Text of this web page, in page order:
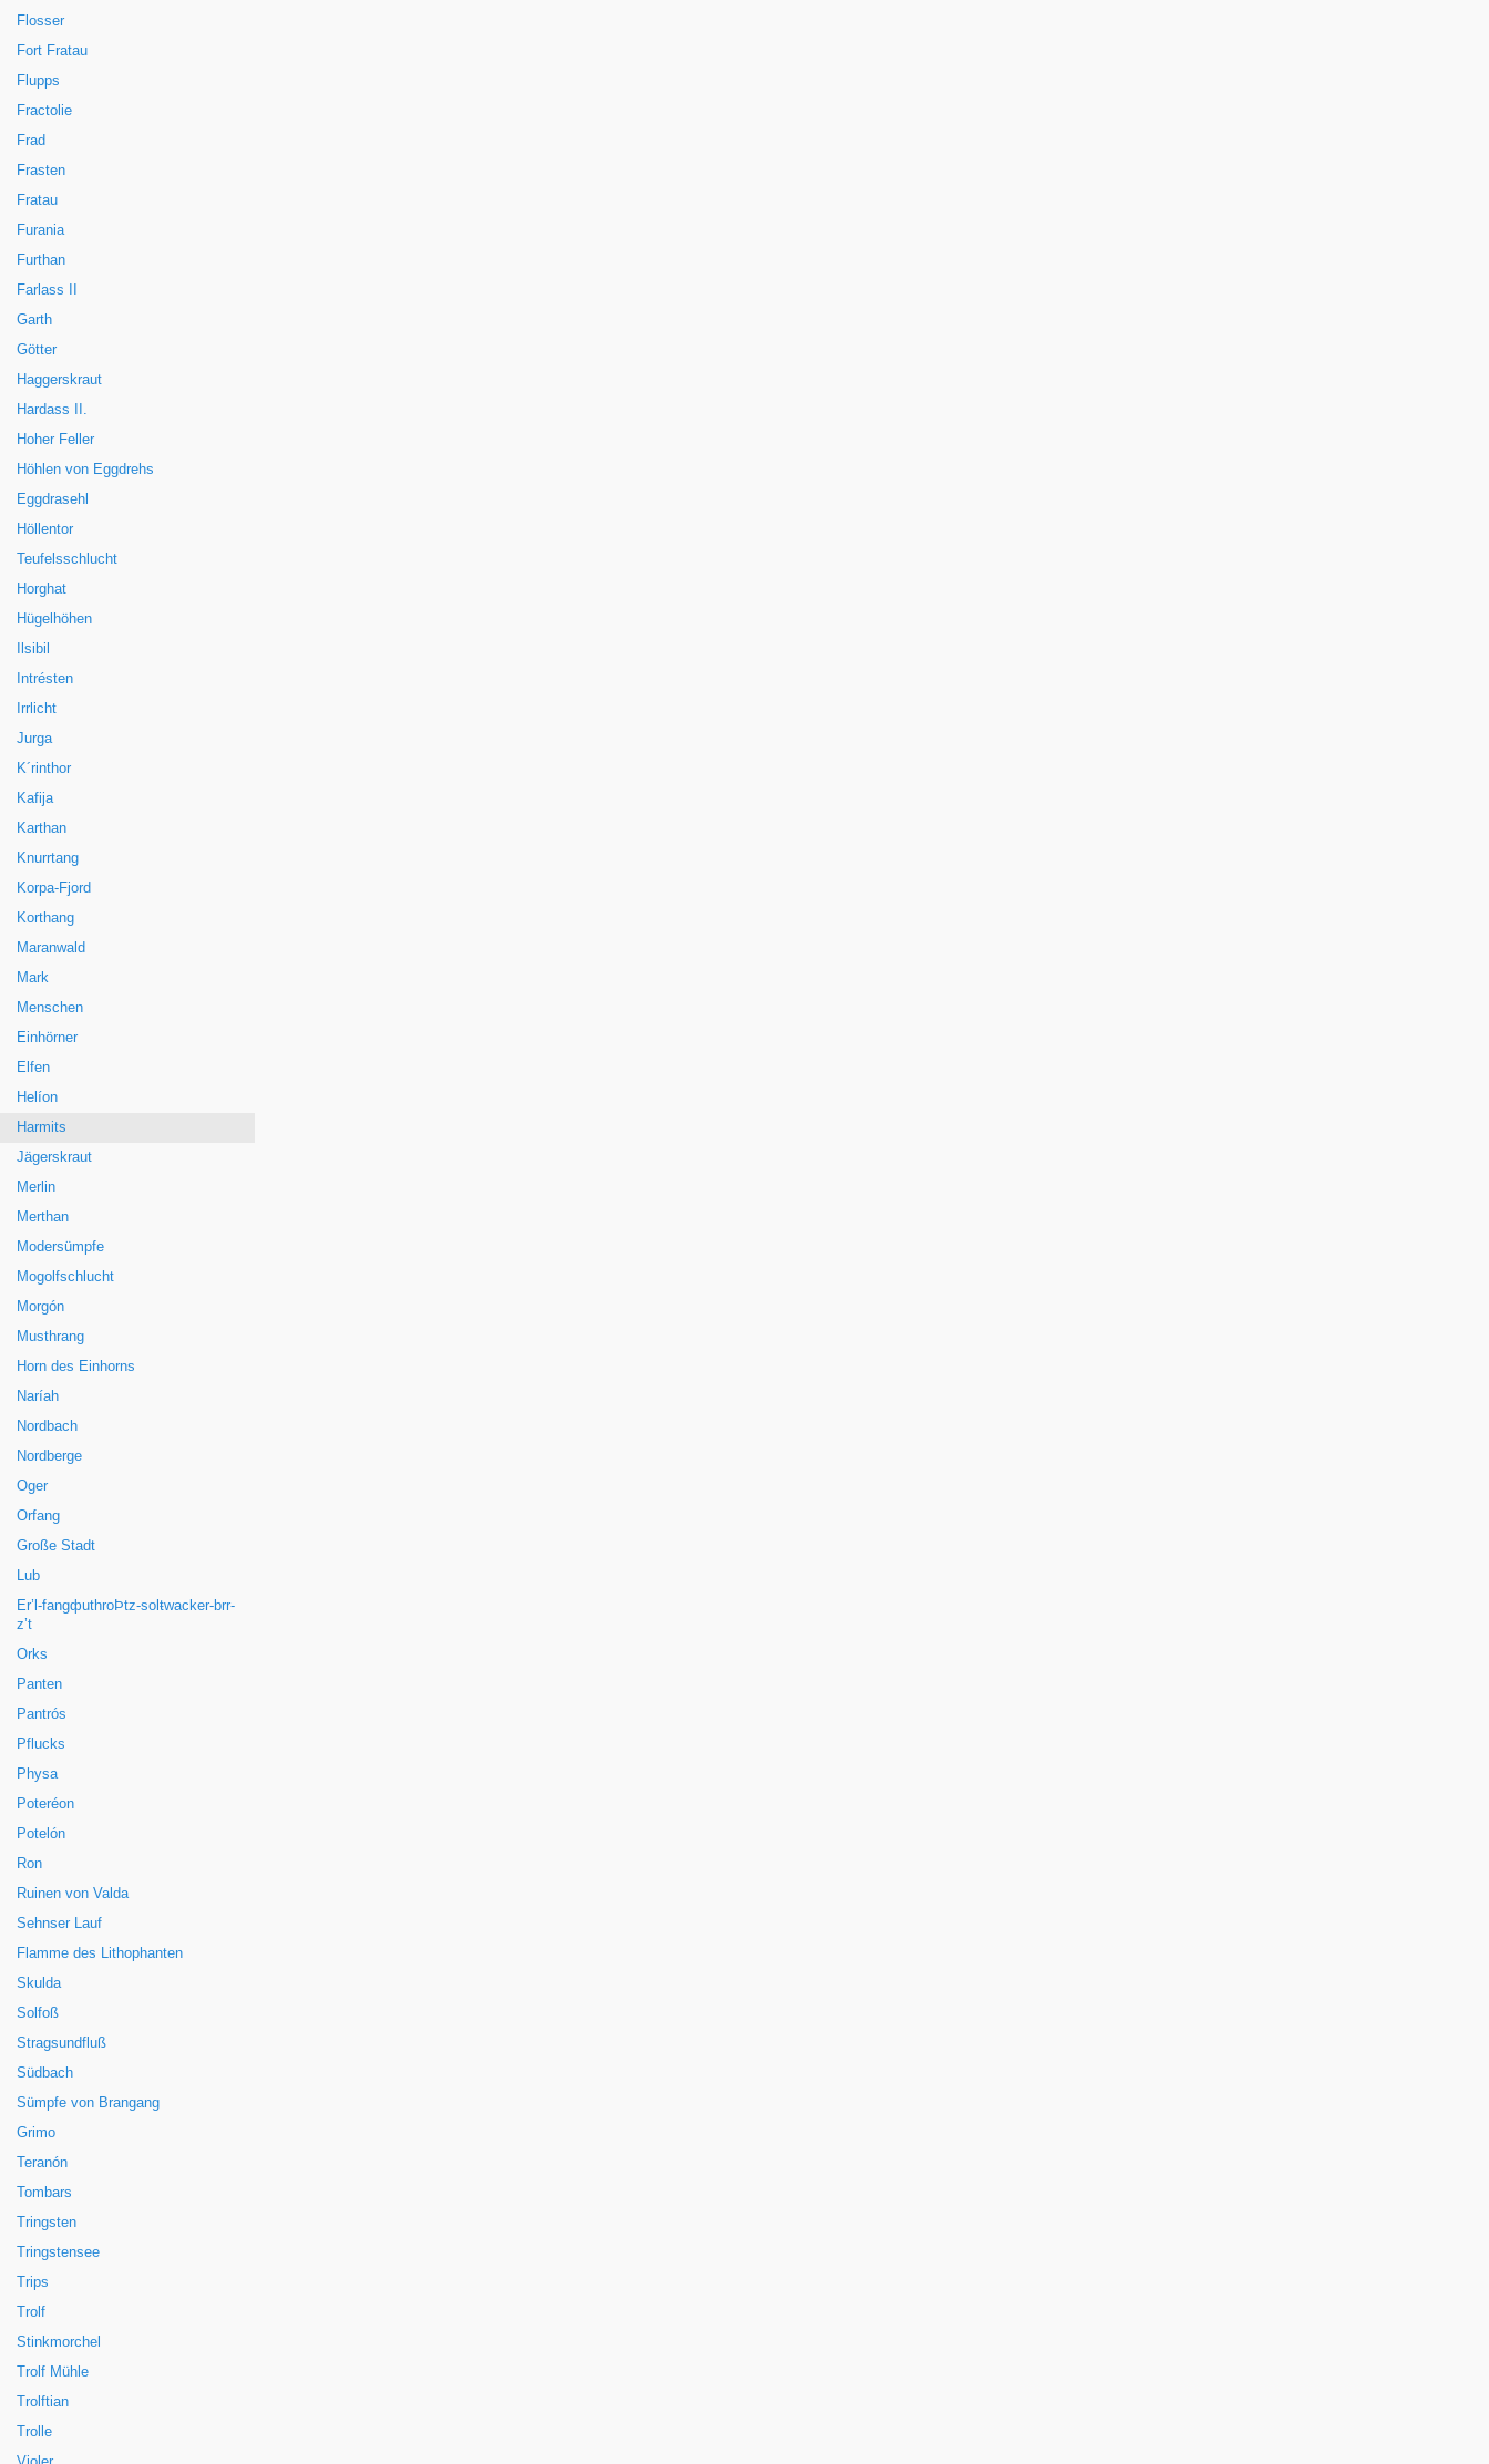
Flosser
Fort Fratau
Flupps
Fractolie
Frad
Frasten
Fratau
Furania
Furthan
Farlass II
Garth
Götter
Haggerskraut
Hardass II.
Hoher Feller
Höhlen von Eggdrehs
Eggdrasehl
Höllentor
Teufelsschlucht
Horghat
Hügelhöhen
Ilsibil
Intrésten
Irrlicht
Jurga
K´rinthor
Kafija
Karthan
Knurrtang
Korpa-Fjord
Korthang
Maranwald
Mark
Menschen
Einhörner
Elfen
Helíon
Harmits
Jägerskraut
Merlin
Merthan
Modersümpfe
Mogolfschlucht
Morgón
Musthrang
Horn des Einhorns
Naríah
Nordbach
Nordberge
Oger
Orfang
Große Stadt
Lub
Er’l-fangфuthroÞtz-solŧwacker-brr-
z’t
Orks
Panten
Pantrós
Pflucks
Physa
Poteréon
Potelón
Ron
Ruinen von Valda
Sehnser Lauf
Flamme des Lithophanten
Skulda
Solfoß
Stragsundfluß
Südbach
Sümpfe von Brangang
Grimo
Teranón
Tombars
Tringsten
Tringstensee
Trips
Trolf
Stinkmorchel
Trolf Mühle
Trolftian
Trolle